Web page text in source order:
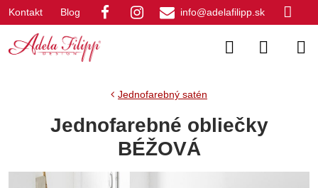
Kontakt Blog info@adelafilipp.sk
Jednofarebný satén
Jednofarebné obliečky
BÉŽOVÁ